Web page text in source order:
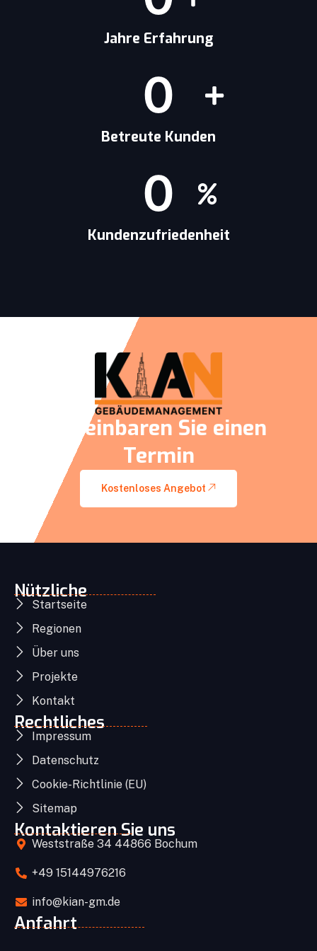
Jahre Erfahrung
Betreute Kunden
0
Kundenzufriedenheit
0
Vereinbaren Sie einen
Termin
Kostenloses Angebot
Nützliche
Startseite
Regionen
Über uns
Projekte
Kontakt
Rechtliches
Impressum
Datenschutz
Cookie-Richtlinie (EU)
Sitemap
Kontaktieren Sie uns
Weststraße 34 44866 Bochum
+49 15144976216
info@kian-gm.de
Anfahrt